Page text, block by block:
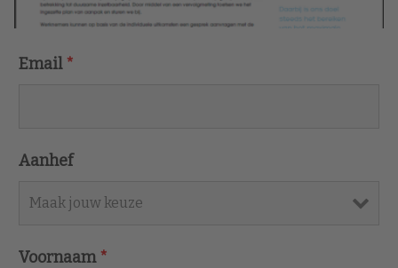
Email *
Aanhef
Voornaam *